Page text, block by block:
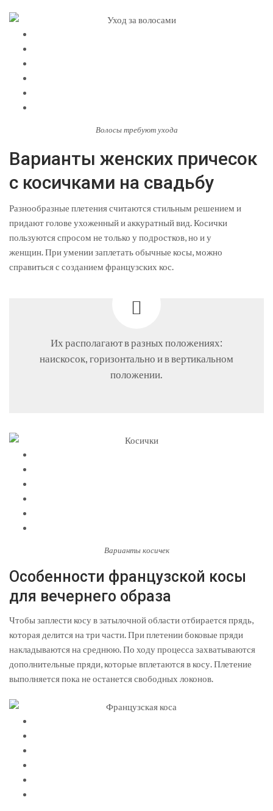
Волосы требуют ухода
Варианты женских причесок
с косичками на свадьбу
Разнообразные плетения считаются стильным решением и
придают голове ухоженный и аккуратный вид. Косички
пользуются спросом не только у подростков, но и у
женщин. При умении заплетать обычные косы, можно
справиться с созданием французских кос.
Их располагают в разных положениях:
наискосок, горизонтально и в вертикальном
положении.
Варианты косичек
Особенности французской косы
для вечернего образа
Чтобы заплести косу в затылочной области отбирается прядь,
которая делится на три части. При плетении боковые пряди
накладываются на среднюю. По ходу процесса захватываются
дополнительные пряди, которые вплетаются в косу. Плетение
выполняется пока не останется свободных локонов.